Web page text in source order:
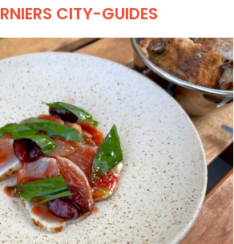
CITY-GUIDES